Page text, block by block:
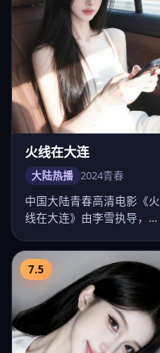
火线在大连
大陆热播 2024青春
中国大陆青春高清电影《火
线在大连》由李雪执导，卡
伦、李沁…
7.5